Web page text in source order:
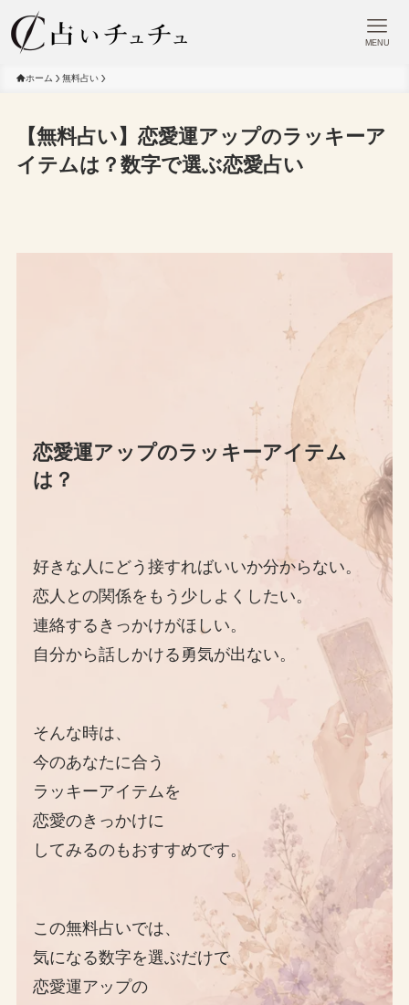
MENU
ホーム 無料占い
【無料占い】恋愛運アップのラッキーア
イテムは？数字で選ぶ恋愛占い
恋愛運アップのラッキーアイテム
は？
好きな人にどう接すればいいか分からない。
恋人との関係をもう少しよくしたい。
連絡するきっかけがほしい。
自分から話しかける勇気が出ない。
そんな時は、
今のあなたに合う
ラッキーアイテムを
恋愛のきっかけに
してみるのもおすすめです。
この無料占いでは、
気になる数字を選ぶだけで
恋愛運アップの